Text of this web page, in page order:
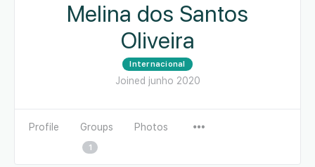
Melina dos Santos
Oliveira
Internacional
Joined junho 2020
Profile Groups
1
Photos